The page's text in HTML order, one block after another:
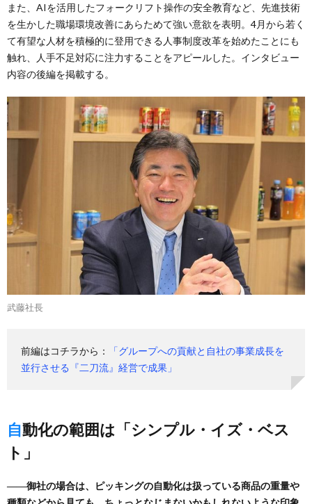
また、AIを活用したフォークリフト操作の安全教育など、先進技術
を生かした職場環境改善にあらためて強い意欲を表明。4月から若く
て有望な人材を積極的に登用できる人事制度改革を始めたことにも
触れ、人手不足対応に注力することをアピールした。インタビュー
内容の後編を掲載する。
武藤社長
前編はコチラから：
「グループへの貢献と自社の事業成長を
並行させる『二刀流』経営で成果」
自動化の範囲は「シンプル・イズ・ベス
ト」
――御社の場合は、ピッキングの自動化は扱っている商品の重量や